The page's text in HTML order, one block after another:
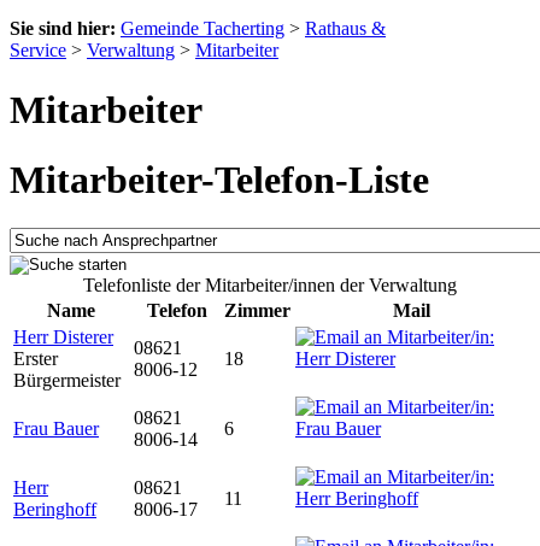
Sie sind hier: Gemeinde Tacherting > Rathaus &
Service > Verwaltung > Mitarbeiter
Mitarbeiter
Mitarbeiter-Telefon-Liste
Telefonliste der Mitarbeiter/innen der Verwaltung
Name
Telefon Zimmer
Mail
Herr Disterer
Erster
Bürgermeister
08621
8006-12
18
Frau Bauer
08621
8006-14
6
Herr
Beringhoff
08621
8006-17
11